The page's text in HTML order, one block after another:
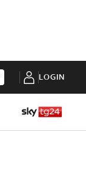
LOGIN